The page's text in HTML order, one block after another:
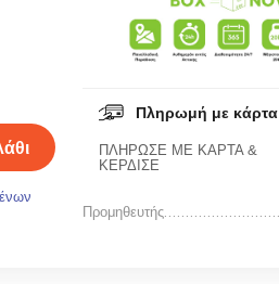
Πληρωμή με κάρτα
ΠΛΗΡΩΣΕ ΜΕ ΚΑΡΤΑ &
ΚΕΡΔΙΣΕ
Προμηθευτής